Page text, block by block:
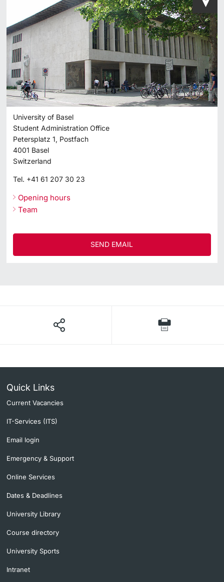
University of Basel
Student Administration Office
Petersplatz 1, Postfach
4001 Basel
Switzerland
Tel. +41 61 207 30 23
Opening hours
Team
SEND EMAIL
Quick Links
Current Vacancies
IT-Services (ITS)
Email login
Emergency & Support
Online Services
Dates & Deadlines
University Library
Course directory
University Sports
Intranet